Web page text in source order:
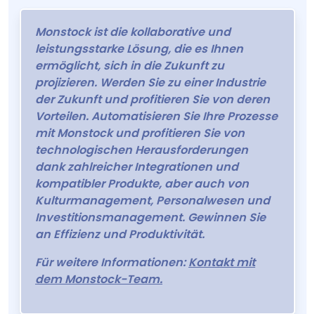
Monstock ist die kollaborative und
leistungsstarke Lösung, die es Ihnen
ermöglicht, sich in die Zukunft zu
projizieren. Werden Sie zu einer Industrie
der Zukunft und profitieren Sie von deren
Vorteilen. Automatisieren Sie Ihre Prozesse
mit Monstock und profitieren Sie von
technologischen Herausforderungen
dank zahlreicher Integrationen und
kompatibler Produkte, aber auch von
Kulturmanagement, Personalwesen und
Investitionsmanagement. Gewinnen Sie
an Effizienz und Produktivität.
Für weitere Informationen:Kontakt mit
dem Monstock-Team.